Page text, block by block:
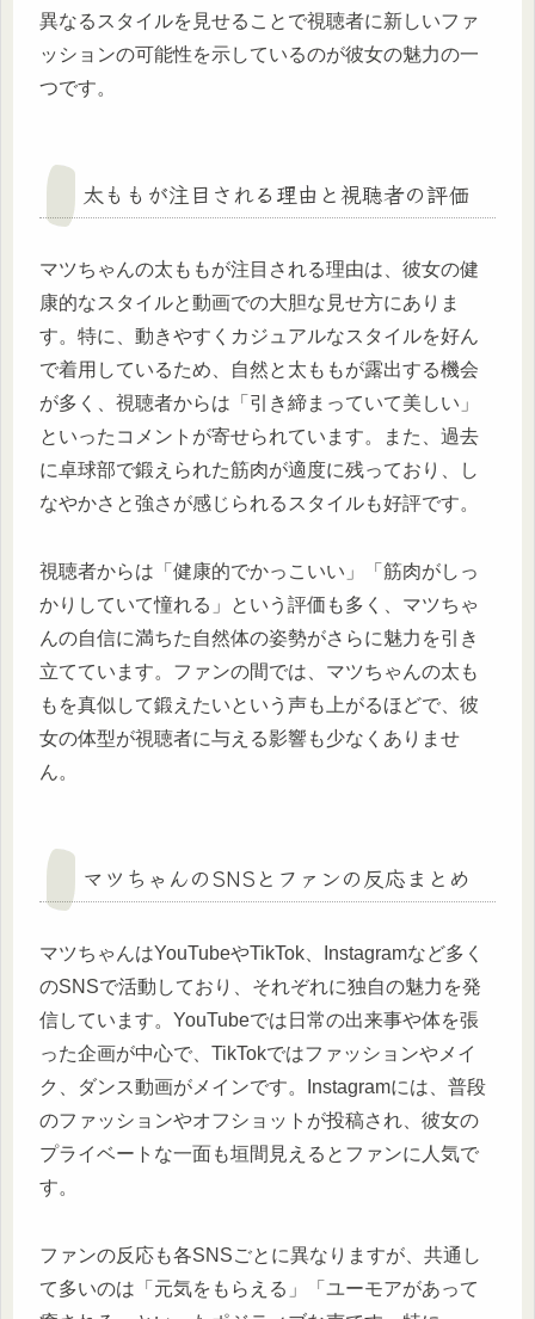
異なるスタイルを見せることで視聴者に新しいファ
ッションの可能性を示しているのが彼女の魅力の一
つです。
太ももが注目される理由と視聴者の評価
マツちゃんの太ももが注目される理由は、彼女の健
康的なスタイルと動画での大胆な見せ方にありま
す。特に、動きやすくカジュアルなスタイルを好ん
で着用しているため、自然と太ももが露出する機会
が多く、視聴者からは「引き締まっていて美しい」
といったコメントが寄せられています。また、過去
に卓球部で鍛えられた筋肉が適度に残っており、し
なやかさと強さが感じられるスタイルも好評です。
視聴者からは「健康的でかっこいい」「筋肉がしっ
かりしていて憧れる」という評価も多く、マツちゃ
んの自信に満ちた自然体の姿勢がさらに魅力を引き
立てています。ファンの間では、マツちゃんの太も
もを真似して鍛えたいという声も上がるほどで、彼
女の体型が視聴者に与える影響も少なくありませ
ん。
マツちゃんのSNSとファンの反応まとめ
マツちゃんはYouTubeやTikTok、Instagramなど多く
のSNSで活動しており、それぞれに独自の魅力を発
信しています。YouTubeでは日常の出来事や体を張
った企画が中心で、TikTokではファッションやメイ
ク、ダンス動画がメインです。Instagramには、普段
のファッションやオフショットが投稿され、彼女の
プライベートな一面も垣間見えるとファンに人気で
す。
ファンの反応も各SNSごとに異なりますが、共通し
て多いのは「元気をもらえる」「ユーモアがあって